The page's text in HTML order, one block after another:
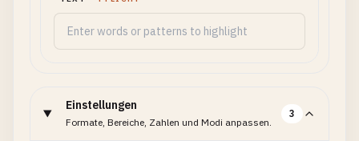
Einstellungen
Formate, Bereiche, Zahlen und Modi anpassen.
3